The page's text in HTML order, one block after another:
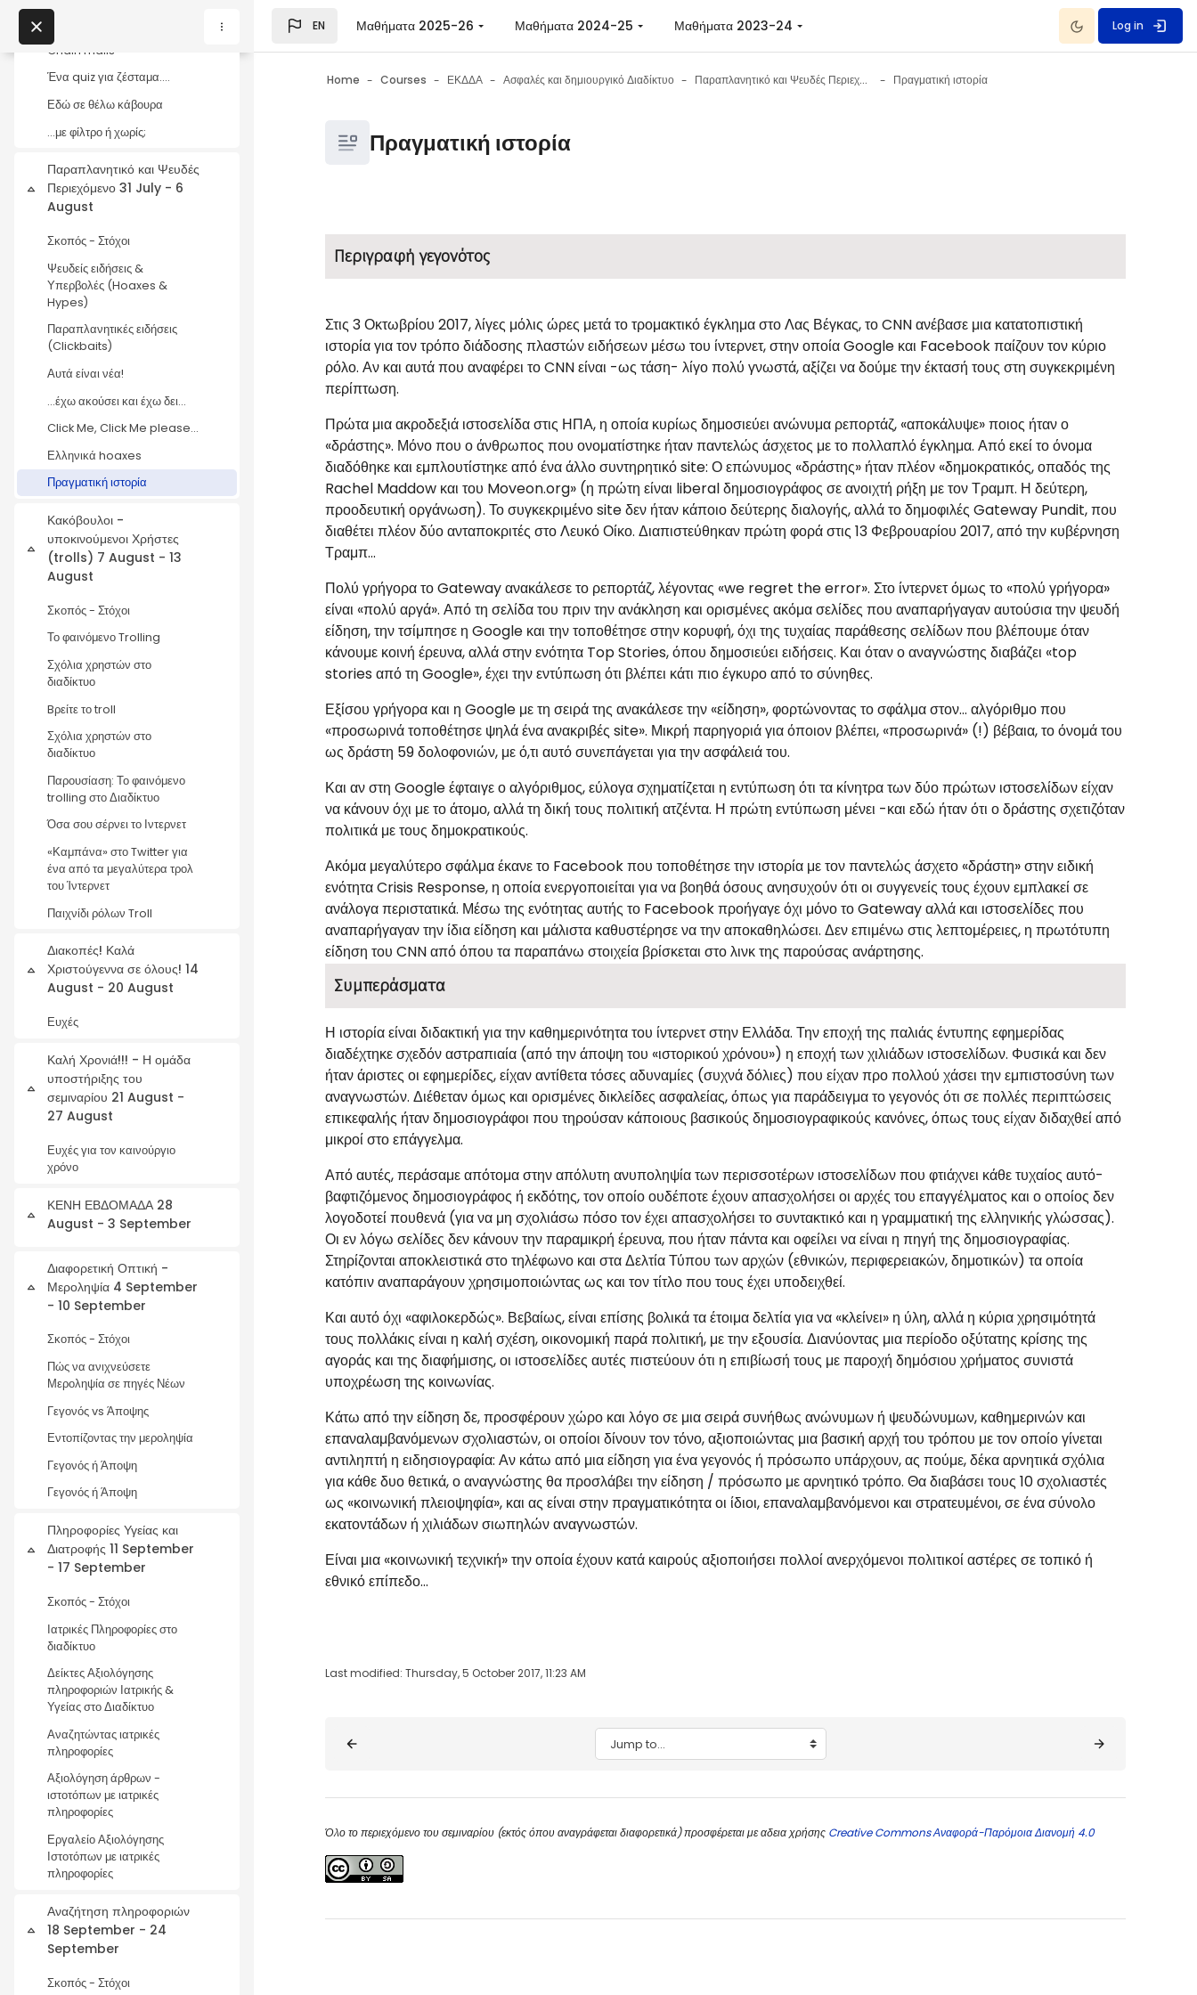
BlocksMy Courses
Blocks
Spam - Ανεπιθύμητο
Chain mails
Ένα quiz για ζέσταμα....
Εδώ σε θέλω κάβουρα
...με φίλτρο ή χωρίς;
Collapse
Παραπλανητικό και Ψευδές
Περιεχόμενο 31 July - 6
August
Σκοπός - Στόχοι
Ψευδείς ειδήσεις &
Υπερβολές (Hoaxes &
Hypes)
Παραπλανητικές ειδήσεις
(Clickbaits)
Αυτά είναι νέα!
...έχω ακούσει και έχω δει...
Click Me, Click Me please...
Ελληνικά hoaxes
Πραγματική ιστορία
Collapse
Κακόβουλοι -
υποκινούμενοι Χρήστες
(trolls) 7 August - 13
August
Σκοπός - Στόχοι
Το φαινόμενο Trolling
Σχόλια χρηστών στο
διαδίκτυο
Bρείτε το troll
Σχόλια χρηστών στο
διαδίκτυο
Παρουσίαση: Το φαινόμενο
trolling στο Διαδίκτυο
Όσα σου σέρνει το Ιντερνετ
«Καμπάνα» στο Twitter για
ένα από τα μεγαλύτερα τρολ
του Ίντερνετ
Παιχνίδι ρόλων Troll
Collapse
Διακοπές! Καλά
Χριστούγεννα σε όλους! 14
August - 20 August
Ευχές
Collapse
Καλή Χρονιά!!! - Η ομάδα
υποστήριξης του
σεμιναρίου 21 August -
27 August
Ευχές για τον καινούργιο
χρόνο
Collapse
ΚΕΝΗ ΕΒΔΟΜΑΔΑ 28
August - 3 September
Collapse
Διαφορετική Οπτική -
Μεροληψία 4 September
- 10 September
Σκοπός - Στόχοι
Πώς να ανιχνεύσετε
Μεροληψία σε πηγές Νέων
Γεγονός vs Άποψης
Εντοπίζοντας την μεροληψία
Γεγονός ή Άποψη
Γεγονός ή Άποψη
Collapse
Πληροφορίες Υγείας και
Διατροφής 11 September
- 17 September
Σκοπός - Στόχοι
Ιατρικές Πληροφορίες στο
διαδίκτυο
Δείκτες Αξιολόγησης
πληροφοριών Ιατρικής &
Υγείας στο Διαδίκτυο
Αναζητώντας ιατρικές
πληροφορίες
Αξιολόγηση άρθρων -
ιστοτόπων με ιατρικές
πληροφορίες
Εργαλείο Αξιολόγησης
Ιστοτόπων με ιατρικές
πληροφορίες
Collapse
Αναζήτηση πληροφοριών
18 September - 24
September
Σκοπός - Στόχοι
EN Μαθήματα 2025-26 Μαθήματα 2024-25 Μαθήματα 2023-24 Dark Mode
Log in
Home Courses ΕΚΔΔΑ Ασφαλές και δημιουργικό Διαδίκτυο Παραπλανητικό και Ψευδές Περιεχόμενο 31 July - 6 August Πραγματική ιστορία
BlocksΠραγματική ιστορία
Blocks
Περιγραφή γεγονότος
Στις 3 Οκτωβρίου 2017, λίγες μόλις ώρες μετά το τρομακτικό έγκλημα στο Λας Βέγκας, το CNN ανέβασε μια κατατοπιστική
ιστορία για τον τρόπο διάδοσης πλαστών ειδήσεων μέσω του ίντερνετ, στην οποία Google και Facebook παίζουν τον κύριο
ρόλο. Αν και αυτά που αναφέρει το CNN είναι -ως τάση- λίγο πολύ γνωστά, αξίζει να δούμε την έκτασή τους στη συγκεκριμένη
περίπτωση.
Πρώτα μια ακροδεξιά ιστοσελίδα στις ΗΠΑ, η οποία κυρίως δημοσιεύει ανώνυμα ρεπορτάζ, «αποκάλυψε» ποιος ήταν ο
«δράστης». Μόνο που ο άνθρωπος που ονοματίστηκε ήταν παντελώς άσχετος με το πολλαπλό έγκλημα. Από εκεί το όνομα
διαδόθηκε και εμπλουτίστηκε από ένα άλλο συντηρητικό site: Ο επώνυμος «δράστης» ήταν πλέον «δημοκρατικός, οπαδός της
Rachel Maddow και του Moveon.org» (η πρώτη είναι liberal δημοσιογράφος σε ανοιχτή ρήξη με τον Τραμπ. Η δεύτερη,
προοδευτική οργάνωση). Το συγκεκριμένο site δεν ήταν κάποιο δεύτερης διαλογής, αλλά το δημοφιλές Gateway Pundit, που
διαθέτει πλέον δύο ανταποκριτές στο Λευκό Οίκο. Διαπιστεύθηκαν πρώτη φορά στις 13 Φεβρουαρίου 2017, από την κυβέρνηση
Τραμπ...
Πολύ γρήγορα το Gateway ανακάλεσε το ρεπορτάζ, λέγοντας «we regret the error». Στο ίντερνετ όμως το «πολύ γρήγορα»
είναι «πολύ αργά». Από τη σελίδα του πριν την ανάκληση και ορισμένες ακόμα σελίδες που αναπαρήγαγαν αυτούσια την ψευδή
είδηση, την τσίμπησε η Google και την τοποθέτησε στην κορυφή, όχι της τυχαίας παράθεσης σελίδων που βλέπουμε όταν
κάνουμε κοινή έρευνα, αλλά στην ενότητα Top Stories, όπου δημοσιεύει ειδήσεις. Και όταν ο αναγνώστης διαβάζει «top
stories από τη Google», έχει την εντύπωση ότι βλέπει κάτι πιο έγκυρο από το σύνηθες.
Εξίσου γρήγορα και η Google με τη σειρά της ανακάλεσε την «είδηση», φορτώνοντας το σφάλμα στον... αλγόριθμο που
«προσωρινά τοποθέτησε ψηλά ένα ανακριβές site». Μικρή παρηγοριά για όποιον βλέπει, «προσωρινά» (!) βέβαια, το όνομά του
ως δράστη 59 δολοφονιών, με ό,τι αυτό συνεπάγεται για την ασφάλειά του.
Και αν στη Google έφταιγε ο αλγόριθμος, εύλογα σχηματίζεται η εντύπωση ότι τα κίνητρα των δύο πρώτων ιστοσελίδων είχαν
να κάνουν όχι με το άτομο, αλλά τη δική τους πολιτική ατζέντα. Η πρώτη εντύπωση μένει -και εδώ ήταν ότι ο δράστης σχετιζόταν
πολιτικά με τους δημοκρατικούς.
Ακόμα μεγαλύτερο σφάλμα έκανε το Facebook που τοποθέτησε την ιστορία με τον παντελώς άσχετο «δράστη» στην ειδική
ενότητα Crisis Response, η οποία ενεργοποιείται για να βοηθά όσους ανησυχούν ότι οι συγγενείς τους έχουν εμπλακεί σε
ανάλογα περιστατικά. Μέσω της ενότητας αυτής το Facebook προήγαγε όχι μόνο το Gateway αλλά και ιστοσελίδες που
αναπαρήγαγαν την ίδια είδηση και μάλιστα καθυστέρησε να την αποκαθηλώσει. Δεν επιμένω στις λεπτομέρειες, η πρωτότυπη
είδηση του CNN από όπου τα παραπάνω στοιχεία βρίσκεται στο λινκ της παρούσας ανάρτησης.
Συμπεράσματα
Η ιστορία είναι διδακτική για την καθημερινότητα του ίντερνετ στην Ελλάδα. Την εποχή της παλιάς έντυπης εφημερίδας
διαδέχτηκε σχεδόν αστραπιαία (από την άποψη του «ιστορικού χρόνου») η εποχή των χιλιάδων ιστοσελίδων. Φυσικά και δεν
ήταν άριστες οι εφημερίδες, είχαν αντίθετα τόσες αδυναμίες (συχνά δόλιες) που είχαν προ πολλού χάσει την εμπιστοσύνη των
αναγνωστών. Διέθεταν όμως και ορισμένες δικλείδες ασφαλείας, όπως για παράδειγμα το γεγονός ότι σε πολλές περιπτώσεις
επικεφαλής ήταν δημοσιογράφοι που τηρούσαν κάποιους βασικούς δημοσιογραφικούς κανόνες, όπως τους είχαν διδαχθεί από
μικροί στο επάγγελμα.
Από αυτές, περάσαμε απότομα στην απόλυτη ανυποληψία των περισσοτέρων ιστοσελίδων που φτιάχνει κάθε τυχαίος αυτό-
βαφτιζόμενος δημοσιογράφος ή εκδότης, τον οποίο ουδέποτε έχουν απασχολήσει οι αρχές του επαγγέλματος και ο οποίος δεν
λογοδοτεί πουθενά (για να μη σχολιάσω πόσο τον έχει απασχολήσει το συντακτικό και η γραμματική της ελληνικής γλώσσας).
Οι εν λόγω σελίδες δεν κάνουν την παραμικρή έρευνα, που ήταν πάντα και οφείλει να είναι η πηγή της δημοσιογραφίας.
Στηρίζονται αποκλειστικά στο τηλέφωνο και στα Δελτία Τύπου των αρχών (εθνικών, περιφερειακών, δημοτικών) τα οποία
κατόπιν αναπαράγουν χρησιμοποιώντας ως και τον τίτλο που τους έχει υποδειχθεί.
Και αυτό όχι «αφιλοκερδώς». Βεβαίως, είναι επίσης βολικά τα έτοιμα δελτία για να «κλείνει» η ύλη, αλλά η κύρια χρησιμότητά
τους πολλάκις είναι η καλή σχέση, οικονομική παρά πολιτική, με την εξουσία. Διανύοντας μια περίοδο οξύτατης κρίσης της
αγοράς και της διαφήμισης, οι ιστοσελίδες αυτές πιστεύουν ότι η επιβίωσή τους με παροχή δημόσιου χρήματος συνιστά
υποχρέωση της κοινωνίας.
Κάτω από την είδηση δε, προσφέρουν χώρο και λόγο σε μια σειρά συνήθως ανώνυμων ή ψευδώνυμων, καθημερινών και
επαναλαμβανόμενων σχολιαστών, οι οποίοι δίνουν τον τόνο, αξιοποιώντας μια βασική αρχή του τρόπου με τον οποίο γίνεται
αντιληπτή η ειδησιογραφία: Αν κάτω από μια είδηση για ένα γεγονός ή πρόσωπο υπάρχουν, ας πούμε, δέκα αρνητικά σχόλια
για κάθε δυο θετικά, ο αναγνώστης θα προσλάβει την είδηση / πρόσωπο με αρνητικό τρόπο. Θα διαβάσει τους 10 σχολιαστές
ως «κοινωνική πλειοψηφία», και ας είναι στην πραγματικότητα οι ίδιοι, επαναλαμβανόμενοι και στρατευμένοι, σε ένα σύνολο
εκατοντάδων ή χιλιάδων σιωπηλών αναγνωστών.
Είναι μια «κοινωνική τεχνική» την οποία έχουν κατά καιρούς αξιοποιήσει πολλοί ανερχόμενοι πολιτικοί αστέρες σε τοπικό ή
εθνικό επίπεδο...
Last modified: Thursday, 5 October 2017, 11:23 AM
Blocks Jump to...
Όλο το περιεχόμενο του σεμιναρίου (εκτός όπου αναγράφεται διαφορετικά) προσφέρεται με αδεια χρήσης Creative Commons Αναφορά-Παρόμοια Διανομή 4.0